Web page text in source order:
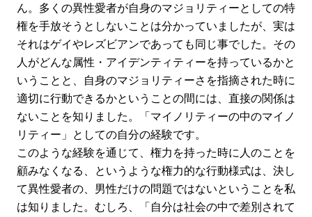
ん。多くの異性愛者が自身のマジョリティーとしての特
権を手放そうとしないことは分かっていましたが、実は
それはゲイやレズビアンであっても同じ事でした。その
人がどんな属性・アイデンティティーを持っているかと
いうことと、自身のマジョリティーさを指摘された時に
適切に行動できるかということの間には、直接の関係は
ないことを知りました。「マイノリティーの中のマイノ
リティー」としての自分の経験です。
このような経験を通じて、権力を持った時に人のことを
顧みなくなる、というような権力的な行動様式は、決し
て異性愛者の、男性だけの問題ではないということを私
は知りました。むしろ、「自分は社会の中で差別されて